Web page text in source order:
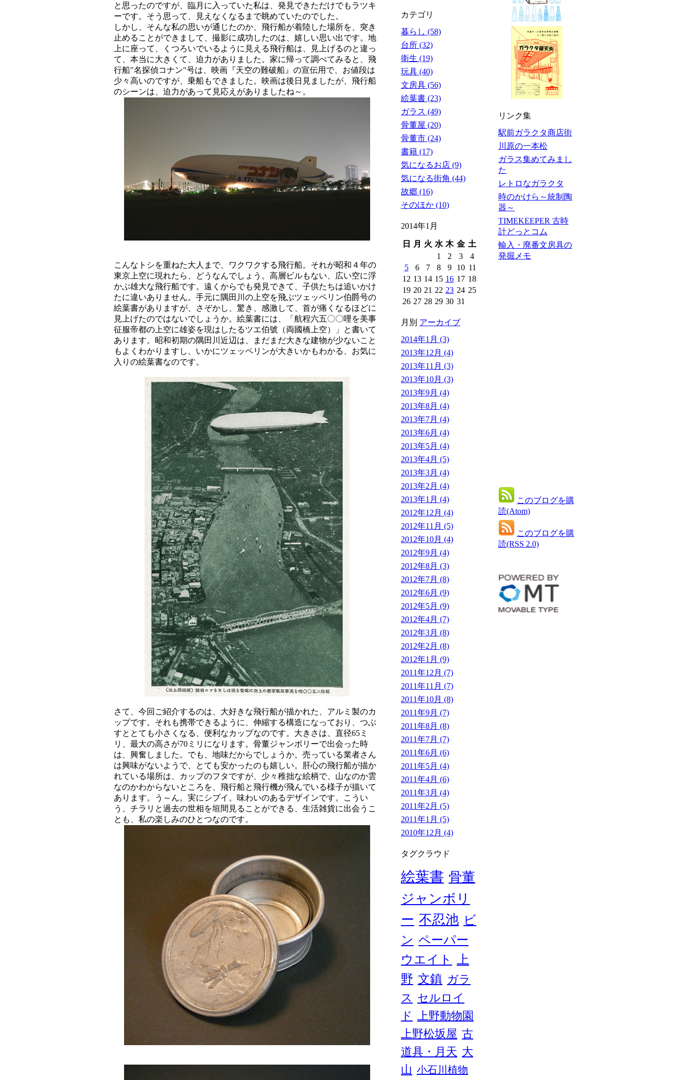
と思ったのですが、臨月に入っていた私は、発見できただけでもラツキ
ーです。そう思って、見えなくなるまで眺めていたのでした。
しかし、そんな私の思いが通じたのか、飛行船が着陸した場所を、突き
止めることができまして、撮影に成功したのは、嬉しい思い出です。地
上に座って、くつろいでいるように見える飛行船は、見上げるのと違っ
て、本当に大きくて、迫力がありました。家に帰って調べてみると、飛
行船"名探偵コナン"号は、映画『天空の難破船』の宣伝用で、お値段は
少々高いのですが、乗船もできました。映画は後日見ましたが、飛行船
のシーンは、迫力があって見応えがありましたね～。
こんなトシを重ねた大人まで、ワクワクする飛行船。それが昭和４年の
東京上空に現れたら、どうなんでしょう。高層ビルもない、広い空に浮
かぶ雄大な飛行船です。遠くからでも発見できて、子供たちは追いかけ
たに違いありません。手元に隅田川の上空を飛ぶツェッペリン伯爵号の
絵葉書がありますが、さぞかし、驚き、感激して、首が痛くなるほどに
見上げたのではないでしょうか。絵葉書には、「航程六五〇〇哩を美事
征服帝都の上空に雄姿を現はしたるツエ伯號（両國橋上空）」と書いて
あります。昭和初期の隅田川近辺は、まだまだ大きな建物が少ないこと
もよくわかりますし、いかにツェッペリンが大きいかもわかる、お気に
入りの絵葉書なのです。
さて、今回ご紹介するのは、大好きな飛行船が描かれた、アルミ製のカ
ップです。それも携帯できるように、伸縮する構造になっており、つぶ
すととても小さくなる、便利なカップなのです。大きさは、直径65ミ
リ、最大の高さが70ミリになります。骨董ジャンボリーで出会った時
は、興奮しました。でも、地味だからでしょうか。売っている業者さん
は興味がないようで、とても安かったのも嬉しい。肝心の飛行船が描か
れている場所は、カップのフタですが、少々稚拙な絵柄で、山なのか雲
なのかわからないところを、飛行船と飛行機が飛んでいる様子が描いて
あります。う～ん。実にシブイ。味わいのあるデザインです。こうい
う、チラリと過去の世相を垣間見ることができる、生活雑貨に出会うこ
とも、私の楽しみのひとつなのです。
リンク集
駅前ガラクタ商店街
川原の一本松
ガラス集めてみまし
た
レトロなガラクタ
時のかけら～統制陶
器～
TIMEKEEPER 古時
計どっとコム
輸入・廃番文房具の
発掘メモ
このブログを購
読(Atom)
このブログを購
読(RSS 2.0)
カテゴリ
暮らし (58)
台所 (32)
衛生 (19)
玩具 (40)
文房具 (56)
絵葉書 (23)
ガラス (49)
骨董屋 (20)
骨董市 (24)
書籍 (17)
気になるお店 (9)
気になる街角 (44)
故郷 (16)
そのほか (10)
2014年1月
日 月 火 水 木 金 土
1
2 3
4
5
6 7 8 9 10 11
12 13 14 15 16 17 18
19 20 21 22 23 24 25
26 27 28 29 30 31
月別 アーカイブ
2014年1月 (3)
2013年12月 (4)
2013年11月 (3)
2013年10月 (3)
2013年9月 (4)
2013年8月 (4)
2013年7月 (4)
2013年6月 (4)
2013年5月 (4)
2013年4月 (5)
2013年3月 (4)
2013年2月 (4)
2013年1月 (4)
2012年12月 (4)
2012年11月 (5)
2012年10月 (4)
2012年9月 (4)
2012年8月 (3)
2012年7月 (8)
2012年6月 (9)
2012年5月 (9)
2012年4月 (7)
2012年3月 (8)
2012年2月 (8)
2012年1月 (9)
2011年12月 (7)
2011年11月 (7)
2011年10月 (8)
2011年9月 (7)
2011年8月 (8)
2011年7月 (7)
2011年6月 (6)
2011年5月 (4)
2011年4月 (6)
2011年3月 (4)
2011年2月 (5)
2011年1月 (5)
2010年12月 (4)
タグクラウド
絵葉書 骨董
ジャンボリ
ー 不忍池 ビ
ン ペーパー
ウエイト
上
野 文鎮 ガラ
ス セルロイ
ド 上野動物園
上野松坂屋 古
道具・月天 大
山 小石川植物